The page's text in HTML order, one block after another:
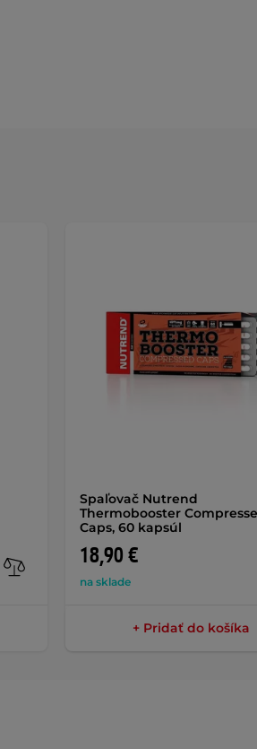
Spaľovač Nutrend
Thermobooster
Caps, 60 kapsúl
18,90 €
na sklade
+ Pridať do košíka